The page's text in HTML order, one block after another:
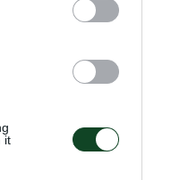
it
1 άσσος,
άσσοι), Στάλεκαρ 12
Συναδινός (λ),
(14/30επ., 2
(1/1επ.),